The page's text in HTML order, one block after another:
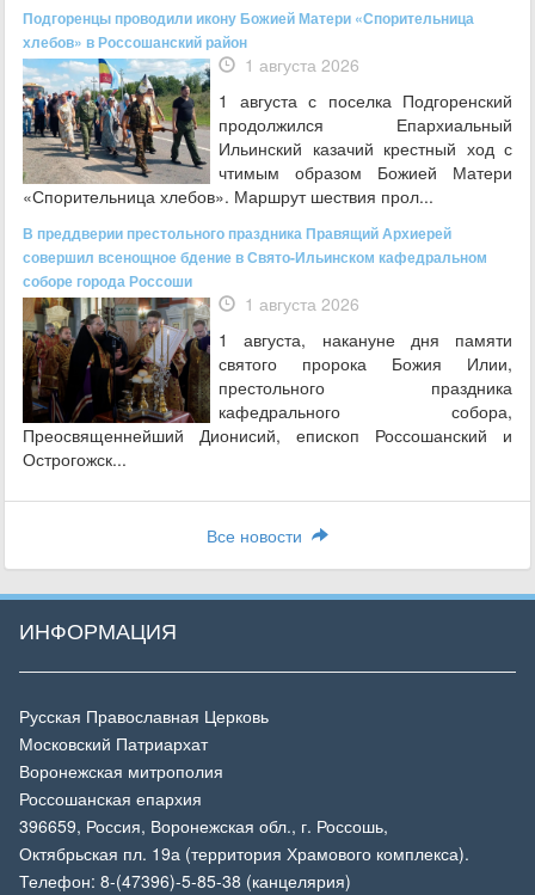
Подгоренцы проводили икону Божией Матери «Спорительница
хлебов» в Россошанский район
1 августа 2026
1 августа с поселка Подгоренский
продолжился Епархиальный
Ильинский казачий крестный ход с
чтимым образом Божией Матери
«Спорительница хлебов». Маршрут шествия прол...
В преддверии престольного праздника Правящий Архиерей
совершил всенощное бдение в Свято-Ильинском кафедральном
соборе города Россоши
1 августа 2026
1 августа, накануне дня памяти
святого пророка Божия Илии,
престольного праздника
кафедрального собора,
Преосвященнейший Дионисий, епископ Россошанский и
Острогожск...
Все новости
ИНФОРМАЦИЯ
Русская Православная Церковь
Московский Патриархат
Воронежская митрополия
Россошанская епархия
396659, Россия, Воронежская обл., г. Россошь,
Октябрьская пл. 19а (территория Храмового комплекса).
Телефон: 8-(47396)-5-85-38 (канцелярия)